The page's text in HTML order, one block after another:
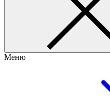
Меню